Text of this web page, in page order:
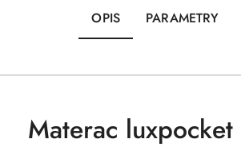
OPIS PARAMETRY
Materac